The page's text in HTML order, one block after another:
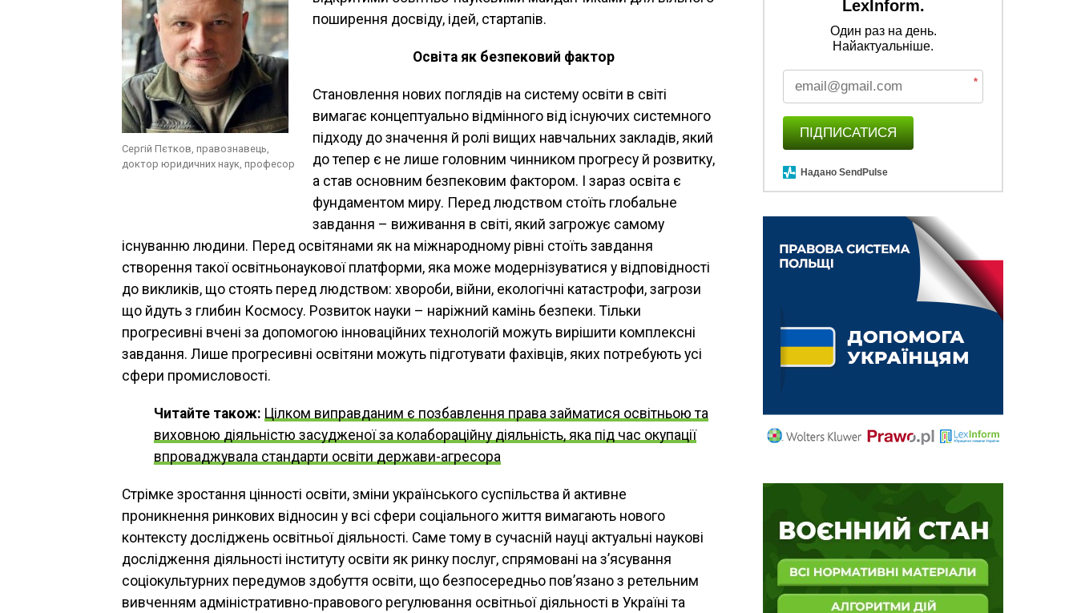
Сергій Пєтков, правознавець,
доктор юридичних наук, професор
поширення досвіду, ідей, стартапів.
Освіта як безпековий фактор
Становлення нових поглядів на систему освіти в світі
вимагає концептуально відмінного від існуючих системного
підходу до значення й ролі вищих навчальних закладів, який
до тепер є не лише головним чинником прогресу й розвитку,
а став основним безпековим фактором. І зараз освіта є
фундаментом миру. Перед людством стоїть глобальне
завдання – виживання в світі, який загрожує самому
існуванню людини. Перед освітянами як на міжнародному рівні стоїть завдання
створення такої освітньонаукової платформи, яка може модернізуватися у відповідності
до викликів, що стоять перед людством: хвороби, війни, екологічні катастрофи, загрози
що йдуть з глибин Космосу. Розвиток науки – наріжний камінь безпеки. Тільки
прогресивні вчені за допомогою інноваційних технологій можуть вирішити комплексні
завдання. Лише прогресивні освітяни можуть підготувати фахівців, яких потребують усі
сфери промисловості.
Читайте також: Цілком виправданим є позбавлення права займатися освітньою та
виховною діяльністю засудженої за колабораційну діяльність, яка під час окупації
впроваджувала стандарти освіти держави-агресора
Стрімке зростання цінності освіти, зміни українського суспільства й активне
проникнення ринкових відносин у всі сфери соціального життя вимагають нового
контексту досліджень освітньої діяльності. Саме тому в сучасній науці актуальні наукові
дослідження діяльності інституту освіти як ринку послуг, спрямовані на з’ясування
соціокультурних передумов здобуття освіти, що безпосередньо пов’язано з ретельним
вивченням адміністративно-правового регулювання освітньої діяльності в Україні та
LexInform.
Один раз на день.
Найактуальніше.
*
ПІДПИСАТИСЯ
Надано SendPulse